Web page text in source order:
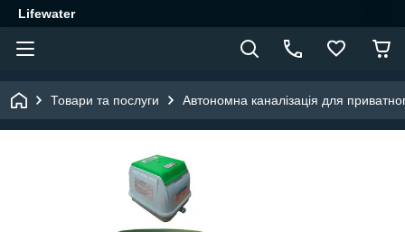
Lifewater
Товари та послуги Автономна каналізація для